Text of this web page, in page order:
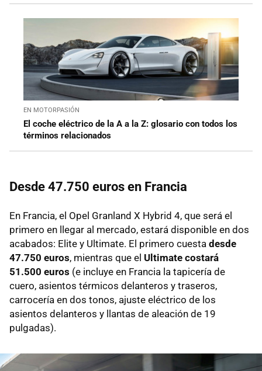
EN MOTORPASIÓN
El coche eléctrico de la A a la Z: glosario con todos los
términos relacionados
Desde 47.750 euros en Francia
En Francia, el Opel Granland X Hybrid 4, que será el
primero en llegar al mercado, estará disponible en dos
acabados: Elite y Ultimate. El primero cuesta desde
47.750 euros, mientras que el Ultimate costará
51.500 euros (e incluye en Francia la tapicería de
cuero, asientos térmicos delanteros y traseros,
carrocería en dos tonos, ajuste eléctrico de los
asientos delanteros y llantas de aleación de 19
pulgadas).